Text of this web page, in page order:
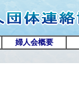
婦人会概要